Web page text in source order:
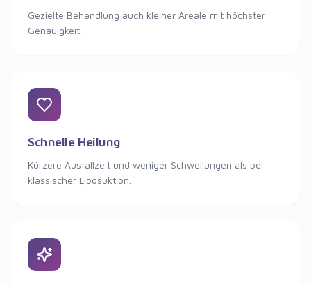
Gezielte Behandlung auch kleiner Areale mit höchster
Genauigkeit.
Schnelle Heilung
Kürzere Ausfallzeit und weniger Schwellungen als bei
klassischer Liposuktion.